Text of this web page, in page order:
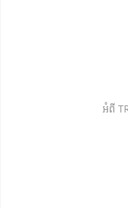
អំពី